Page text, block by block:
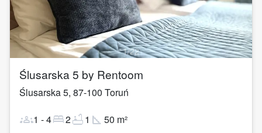
1/22
Ślusarska 5 by Rentoom
Ślusarska 5, 87-100 Toruń
groups1 -4bed2bathtub1 square_foot 50 m²